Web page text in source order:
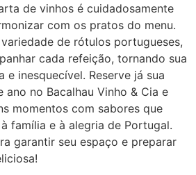
de vinhos é cuidadosamente
com os pratos do menu.
de rótulos portugueses,
cada refeição, tornando sua
e inesquecível. Reserve já sua
no Bacalhau Vinho & Cia e
momentos com sabores que
família e à alegria de Portugal.
garantir seu espaço e preparar